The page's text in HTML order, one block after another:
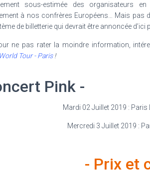
sous-estimée des organisateurs
à nos confrères Européens… Mais pas
de billetterie qui devrait être annoncée d’ici
ne pas rater la moindre information,
Tour - Paris!
Pink -
Mardi 02 Juillet 2019 : Paris
Mercredi 3 Juillet 2019 :
- Prix et